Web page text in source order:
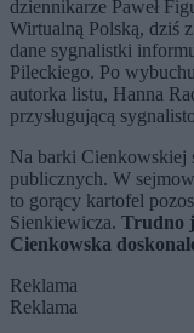
dziennikarze Paweł
Wirtualną Polską, dziś
dane sygnalistki
Pileckiego. Po
autorka listu, Hanna
przysługującą
Na barki Cienkowskiej
publicznych. W
to gorący kartofel
Sienkiewicza. Trudno
Cienkowska
Reklama
Reklama